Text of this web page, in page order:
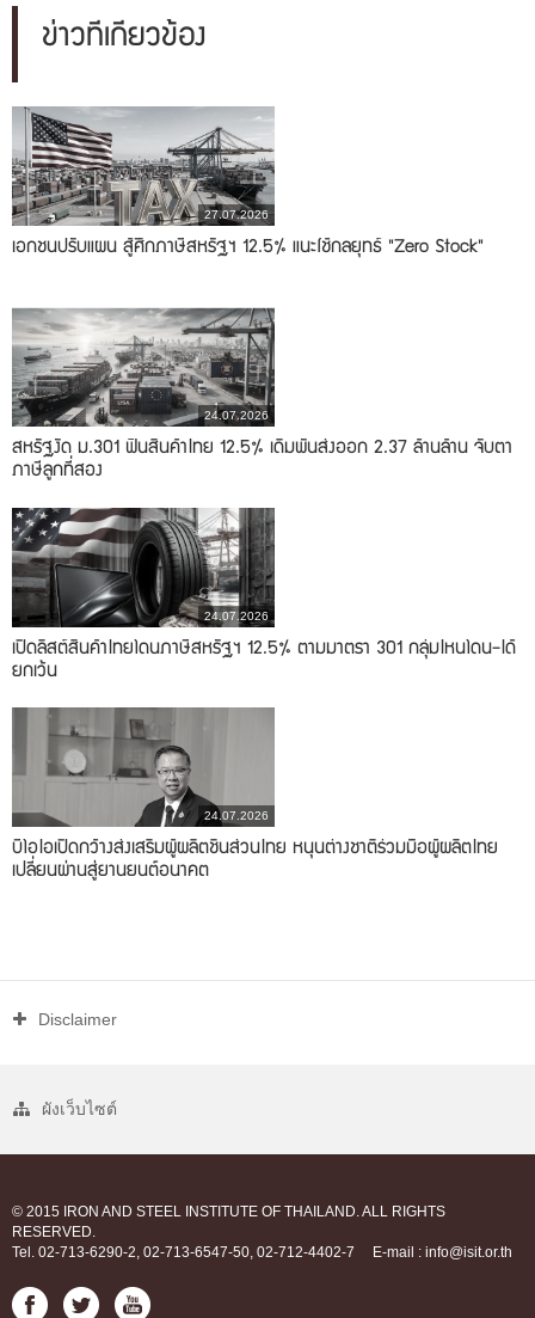
ข่าวที่เกี่ยวข้อง
27.07.2026
เอกชนปรับแผน สู้ศึกภาษีสหรัฐฯ 12.5% แนะใช้กลยุทธ์ "Zero Stock"
24.07.2026
สหรัฐงัด ม.301 ฟันสินค้าไทย 12.5% เดิมพันส่งออก 2.37 ล้านล้าน จับตา
ภาษีลูกที่สอง
24.07.2026
เปิดลิสต์สินค้าไทยโดนภาษีสหรัฐฯ 12.5% ตามมาตรา 301 กลุ่มไหนโดน-ได้
ยกเว้น
24.07.2026
บีโอไอเปิดกว้างส่งเสริมผู้ผลิตชิ้นส่วนไทย หนุนต่างชาติร่วมมือผู้ผลิตไทย
เปลี่ยนผ่านสู่ยานยนต์อนาคต
Disclaimer
ผังเว็บไซต์
© 2015 IRON AND STEEL INSTITUTE OF THAILAND. ALL RIGHTS
RESERVED.
Tel. 02-713-6290-2, 02-713-6547-50, 02-712-4402-7
E-mail : info@isit.or.th